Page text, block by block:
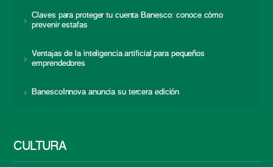
Claves para proteger tu cuenta Banesco: conoce cómo
prevenir estafas
Ventajas de la inteligencia artificial para pequeños
emprendedores
BanescoInnova anuncia su tercera edición
CULTURA